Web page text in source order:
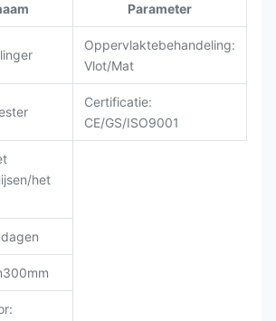
Parameter
Oppervlaktebehandeling:
Vlot/Mat
Certificatie:
CE/GS/ISO9001
het